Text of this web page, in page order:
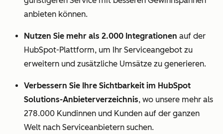
anbieten können.
Nutzen Sie mehr als 2.000 Integrationen auf der
HubSpot-Plattform, um Ihr Serviceangebot zu
erweitern und zusätzliche Umsätze zu generieren.
Verbessern Sie Ihre Sichtbarkeit im HubSpot
Solutions-Anbieterverzeichnis, wo unsere mehr als
278.000 Kundinnen und Kunden auf der ganzen
Welt nach Serviceanbietern suchen.